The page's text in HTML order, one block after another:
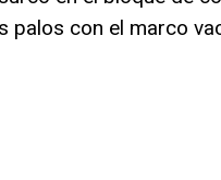
palos con el marco